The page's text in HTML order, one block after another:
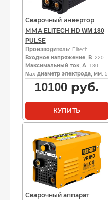
Сварочный инвертор
ММА ELITECH HD WM 180
PULSE
Производитель: Elitech
Входное напряжение, В: 220
Максимальный ток, А: 180
Max диаметр электрода, мм: 5
10100 руб.
КУПИТЬ
Сварочный аппарат